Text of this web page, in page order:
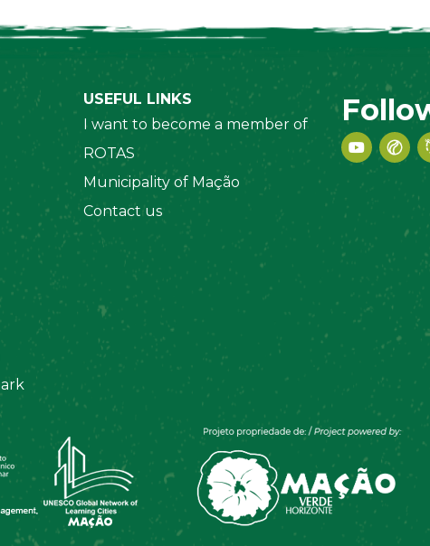
USEFUL LINKS
I want to become a member of
ROTAS
Municipality of Mação
Contact us